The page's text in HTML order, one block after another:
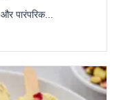
पारंपरिक...